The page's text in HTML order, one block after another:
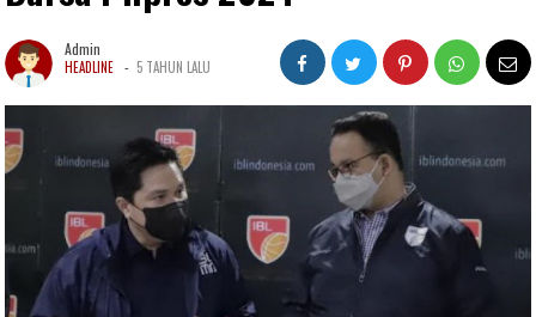
Admin
HEADLINE - 5 TAHUN LALU